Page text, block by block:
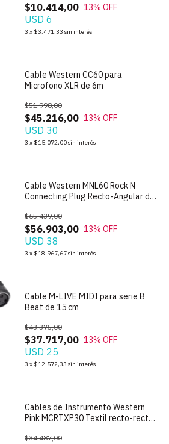
$10.414,00 13% OFF
USD 6
3 x $3.471,33 sin interés
Cable Western CC60 para
Microfono XLR de 6m
$45.216,00
$51.998,00
13% OFF
USD 30
3 x $15.072,00sin interés
Cable Western MNL60 Rock N
Connecting Plug Recto-Angular de
$56.903,00
$65.439,00
13% OFF
USD 38
3 x $18.967,67sin interés
Cable M-LIVE MIDI para serie B
Beat de 15 cm
$37.717,00
$43.375,00
13% OFF
USD 25
3 x $12.572,33 sin interés
Cables de Instrumento Western
Pink MCRTXP30 Textil recto-recto
$34.487,00